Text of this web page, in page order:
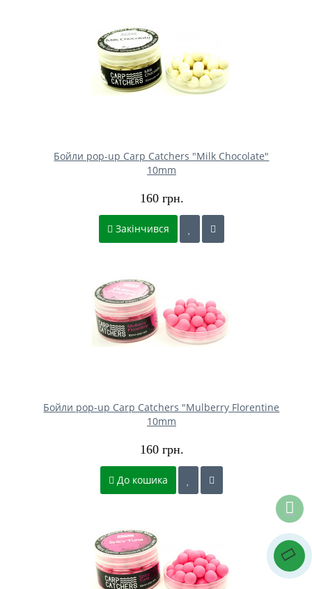
Бойли pop-up Carp Catchers "Milk Chocolate"
10mm
160 грн.
Закінчився
Бойли pop-up Carp Catchers "Mulberry Florentine
10mm
160 грн.
До кошика